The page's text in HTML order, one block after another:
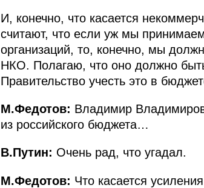
И, конечно, что касается
считают, что если уж мы
организаций, то, конечно, мы
НКО. Полагаю, что оно должно
Правительство учесть это в
М.Федотов: Владимир
из российского бюджета…
В.Путин: Очень рад, что угадал.
М.Федотов: Что касается